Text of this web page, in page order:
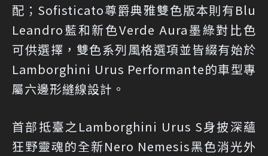
配；Sofisticato尊爵典雅雙色版本則有Blu
Leandro藍和新色Verde Aura墨綠對比色
可供選擇，雙色系列風格選項並皆綴有始於
Lamborghini Urus Performante的車型專
屬六邊形縫線設計。
首部抵臺之Lamborghini Urus S身披深蘊
狂野靈魂的全新Nero Nemesis黑色消光外